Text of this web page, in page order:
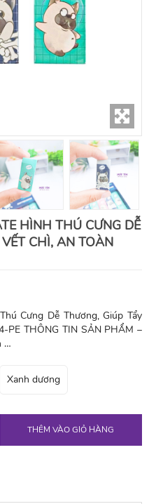
HÌNH THÚ CƯNG DỄ
CHÌ, AN TOÀN
Cưng Dễ Thương, Giúp Tẩy
PE THÔNG TIN SẢN PHẨM –
…
Xanh dương
THÊM VÀO GIỎ HÀNG